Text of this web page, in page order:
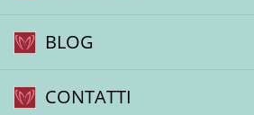
BLOG
CONTATTI